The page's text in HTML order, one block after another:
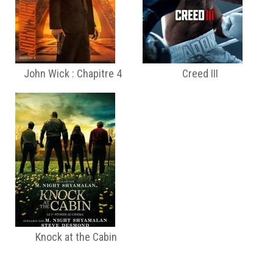
John Wick : Chapitre 4 Creed III
Knock at the Cabin